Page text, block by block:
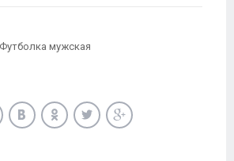
мужская